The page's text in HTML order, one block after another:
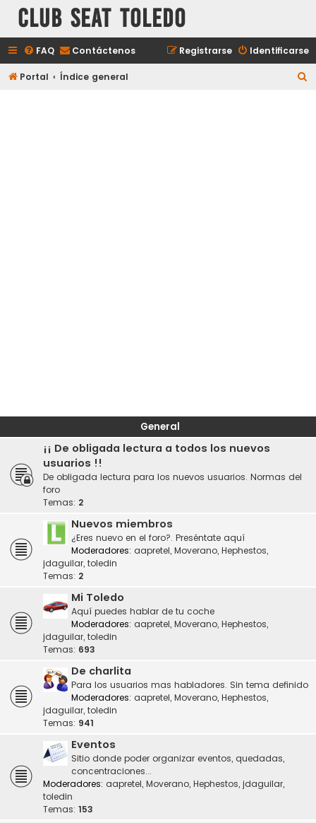
Club Seat Toledo
FAQ Contáctenos Identificarse
Registrarse
Portal Índice general
General
¡¡ De obligada lectura a todos los nuevos
usuarios !!
De obligada lectura para los nuevos usuarios. Normas del
foro
Temas: 2
Nuevos miembros
¿Eres nuevo en el foro?. Preséntate aquí
Moderadores: aapretel, Moverano, Hephestos,
jdaguilar, toledin
Temas: 2
Mi Toledo
Aquí puedes hablar de tu coche
Moderadores: aapretel, Moverano, Hephestos,
jdaguilar, toledin
Temas: 693
De charlita
Para los usuarios mas habladores. Sin tema definido
Moderadores: aapretel, Moverano, Hephestos,
jdaguilar, toledin
Temas: 941
Eventos
Sitio donde poder organizar eventos, quedadas,
concentraciones...
Moderadores: aapretel, Moverano, Hephestos, jdaguilar,
toledin
Temas: 153